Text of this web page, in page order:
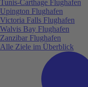
Tunis-Carthage Flughafen
Upington Flughafen
Victoria Falls Flughafen
Walvis Bay Flughafen
Zanzibar Flughafen
Alle Ziele im Überblick